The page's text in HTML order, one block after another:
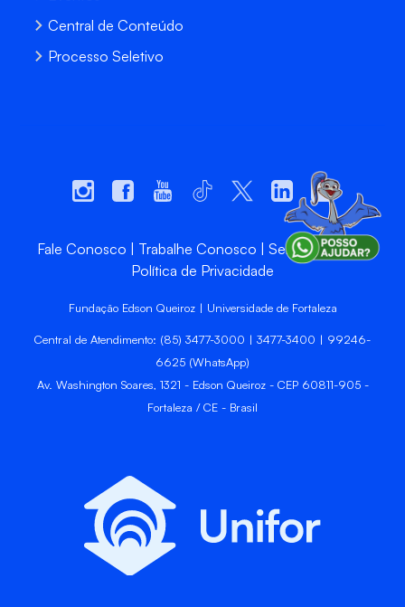
Central de Conteúdo
Processo Seletivo
Fale Conosco Trabalhe Conosco
Sempre Unifor
Política de Privacidade
Fundação Edson Queiroz | Universidade de Fortaleza
Central de Atendimento: (85) 3477-3000 | 3477-3400 | 99246-
6625 (WhatsApp)
Av. Washington Soares, 1321 - Edson Queiroz - CEP 60811-905 -
Fortaleza / CE - Brasil